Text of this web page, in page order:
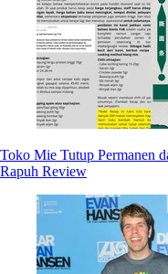
Toko Mie Tutup Permanen
Rapuh Review